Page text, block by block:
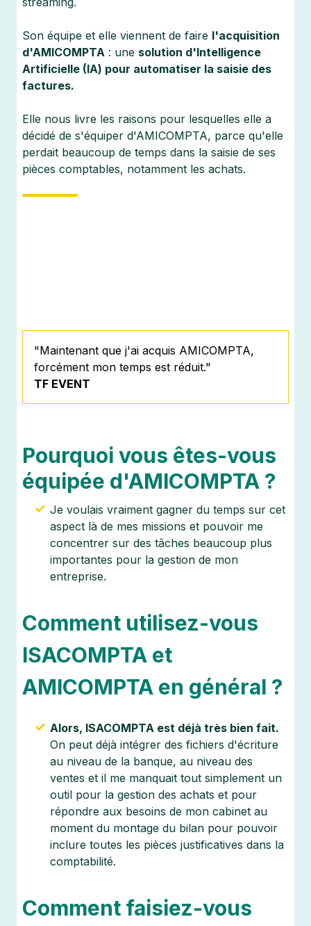
Son équipe et elle viennent de faire l'acquisition
d'AMICOMPTA : une solution d'Intelligence
Artificielle (IA) pour automatiser la saisie des
factures.
Elle nous livre les raisons pour lesquelles elle a
décidé de s'équiper d'AMICOMPTA, parce qu'elle
perdait beaucoup de temps dans la saisie de ses
pièces comptables, notamment les achats.
"Maintenant que j'ai acquis AMICOMPTA,
forcément mon temps est réduit."
TF EVENT
Pourquoi vous êtes-vous
équipée d'AMICOMPTA ?
Je voulais vraiment gagner du temps sur cet
aspect là de mes missions et pouvoir me
concentrer sur des tâches beaucoup plus
importantes pour la gestion de mon
entreprise.
Comment utilisez-vous
ISACOMPTA et
AMICOMPTA en général ?
Alors, ISACOMPTA est déjà très bien fait.
On peut déjà intégrer des fichiers d'écriture
au niveau de la banque, au niveau des
ventes et il me manquait tout simplement un
outil pour la gestion des achats et pour
répondre aux besoins de mon cabinet au
moment du montage du bilan pour pouvoir
inclure toutes les pièces justificatives dans la
comptabilité.
Comment faisiez-vous